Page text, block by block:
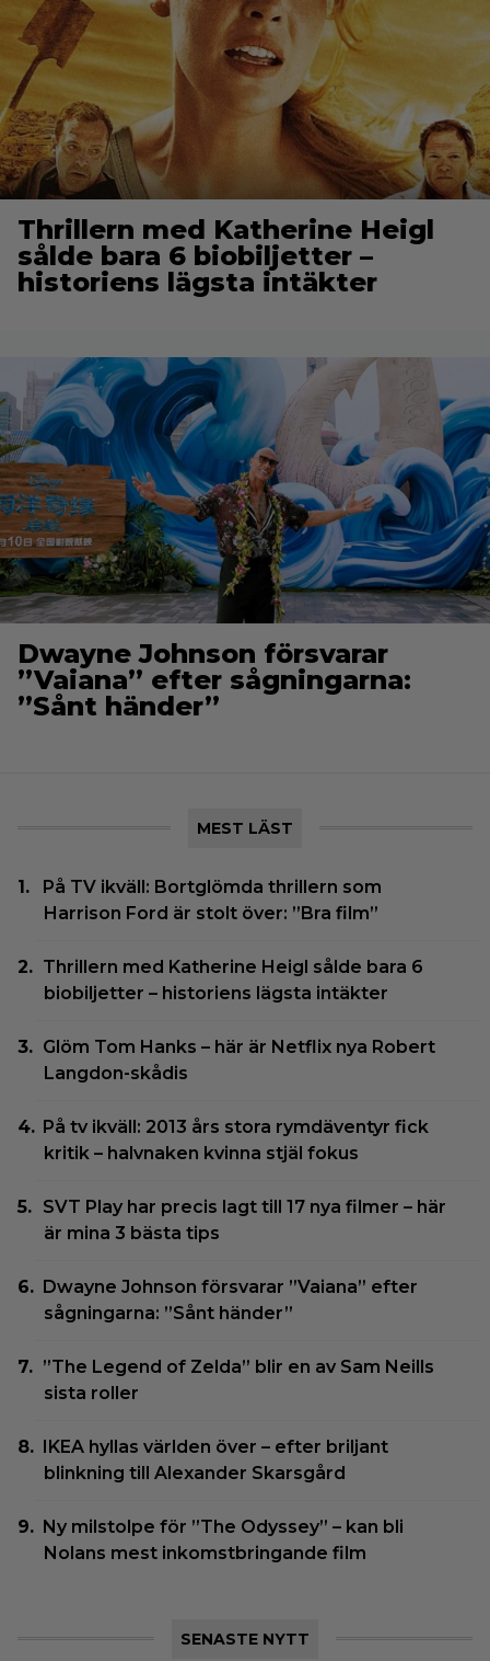
Thrillern med Katherine Heigl
sålde bara 6 biobiljetter –
historiens lägsta intäkter
Dwayne Johnson försvarar
”Vaiana” efter sågningarna:
”Sånt händer”
MEST LÄST
På TV ikväll: Bortglömda thrillern som
Harrison Ford är stolt över: ”Bra film”
Thrillern med Katherine Heigl sålde bara 6
biobiljetter – historiens lägsta intäkter
Glöm Tom Hanks – här är Netflix nya Robert
Langdon-skådis
På tv ikväll: 2013 års stora rymdäventyr fick
kritik – halvnaken kvinna stjäl fokus
SVT Play har precis lagt till 17 nya filmer – här
är mina 3 bästa tips
Dwayne Johnson försvarar ”Vaiana” efter
sågningarna: ”Sånt händer”
”The Legend of Zelda” blir en av Sam Neills
sista roller
IKEA hyllas världen över – efter briljant
blinkning till Alexander Skarsgård
Ny milstolpe för ”The Odyssey” – kan bli
Nolans mest inkomstbringande film
SENASTE NYTT